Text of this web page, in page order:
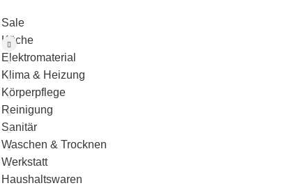
Sale
Küche
Elektromaterial
Klima & Heizung
Körperpflege
Reinigung
Sanitär
Waschen & Trocknen
Werkstatt
Haushaltswaren